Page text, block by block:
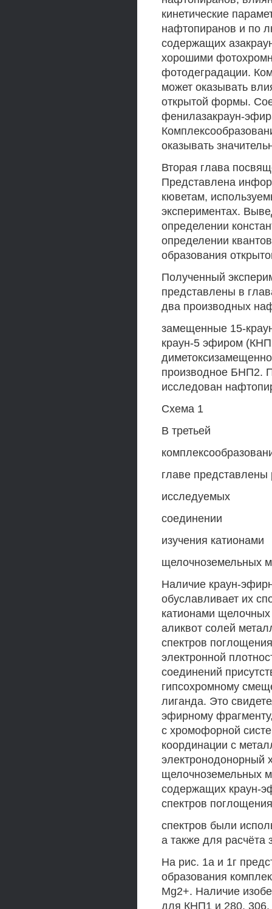
кинетические
нафтопиранов и по
содержащих
хорошими
фотодеградации.
может оказывать
открытой формы.
фенилазакраун-
оказывать
Вторая глава
Представлена
кюветам,
экспериментах.
определении
определении
образования
Полученный
представлены в
два производных
замещенные 15-
краун-5 эфиром
производное БНП2.
исследован
Схема 1
В третьей
главе представлены
исследуемых
соединении
изучения катионами
щелочноземельных
Наличие краун-
обуславливает их
катионами
аликвот солей
спектров
электронной
соединений
гипсохромному
лиганда. Это
эфирному
с хромофорной
координации с
электронодонорный
щелочноземельных
содержащих краун-
спектров
спектров были
а также для расчёта
На рис. 1а и 1г
образования
Mg2+. Наличие
для КНП1 и 280, 306,